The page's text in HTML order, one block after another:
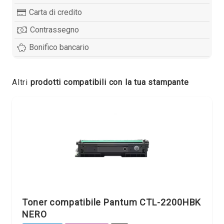
Carta di credito
Contrassegno
Bonifico bancario
Altri prodotti compatibili con la tua stampante
Toner compatibile Pantum CTL-2200HBK
NERO